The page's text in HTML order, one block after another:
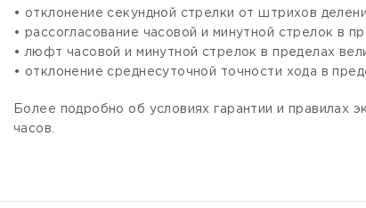
• отклонение секундной стрелки от штрихов
• рассогласование часовой и минутной стрелок в
• люфт часовой и минутной стрелок в пределах
• отклонение среднесуточной точности хода в
Более подробно об условиях гарантии и правилах
часов.